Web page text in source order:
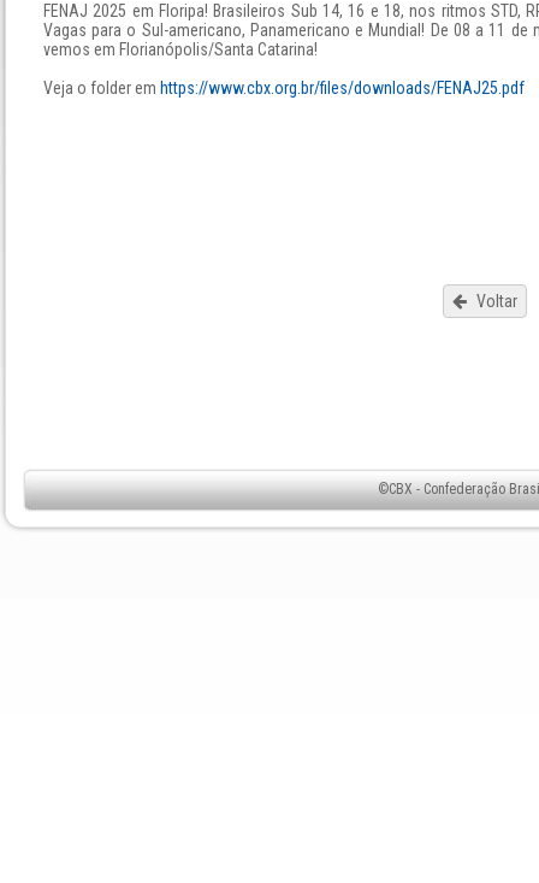
FENAJ 2025 em Floripa! Brasileiros Sub 14, 16 e 18, nos ritmos STD,
Vagas para o Sul-americano, Panamericano e Mundial! De 08 a 11 de
vemos em Florianópolis/Santa Catarina!
Veja o folder em https://www.cbx.org.br/files/downloads/FENAJ25.pdf
Voltar
©CBX - Confederação